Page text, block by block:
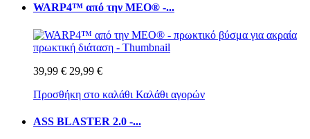
WARP4™ από την MEO® -...
39,99 € 29,99 €
Προσθήκη στο καλάθι Καλάθι αγορών
ASS BLASTER 2.0 -...